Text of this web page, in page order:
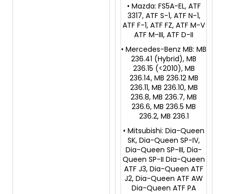
• Mazda: FS5A-EL, ATF
3317, ATF S-1, ATF N-1,
ATF F-1, ATF FZ, ATF M-V
ATF M-III, ATF D-II
• Mercedes-Benz MB: MB
236.41 (Hybrid), MB
236.15 (<2010), MB
236.14, MB 236.12 MB
236.11, MB 236.10, MB
236.8, MB 236.7, MB
236.6, MB 236.5 MB
236.2, MB 236.1
• Mitsubishi: Dia-Queen
SK, Dia-Queen SP-IV,
Dia-Queen SP-III, Dia-
Queen SP-II Dia-Queen
ATF J3, Dia-Queen ATF
J2, Dia-Queen ATF AW
Dia-Queen ATF PA